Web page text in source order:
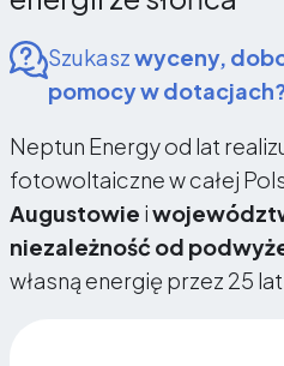
Szukaszwyceny,
pomocy w
Neptun Energy od lat
fotowoltaiczne w całej
Augustowie i
niezależność od
własną energię przez 25 lat.